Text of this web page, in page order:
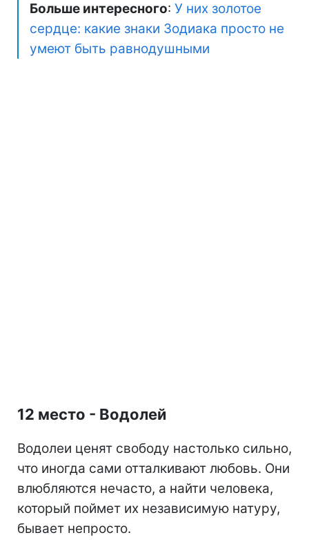
Больше интересного: У них золотое
сердце: какие знаки Зодиака просто не
умеют быть равнодушными
12 место - Водолей
Водолеи ценят свободу настолько сильно,
что иногда сами отталкивают любовь. Они
влюбляются нечасто, а найти человека,
который поймет их независимую натуру,
бывает непросто.